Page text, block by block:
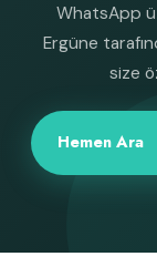
WhatsApp
Ergüne
size
Hemen Ara